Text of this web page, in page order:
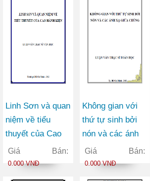
Linh Sơn và quan
niệm về tiểu
thuyết của Cao
Hành Kiện
Giá Bán:
0.000 VNĐ
Không gian với
thứ tự sinh bởi
nón và các ánh
xạ giữa chúng
Giá Bán:
0.000 VNĐ